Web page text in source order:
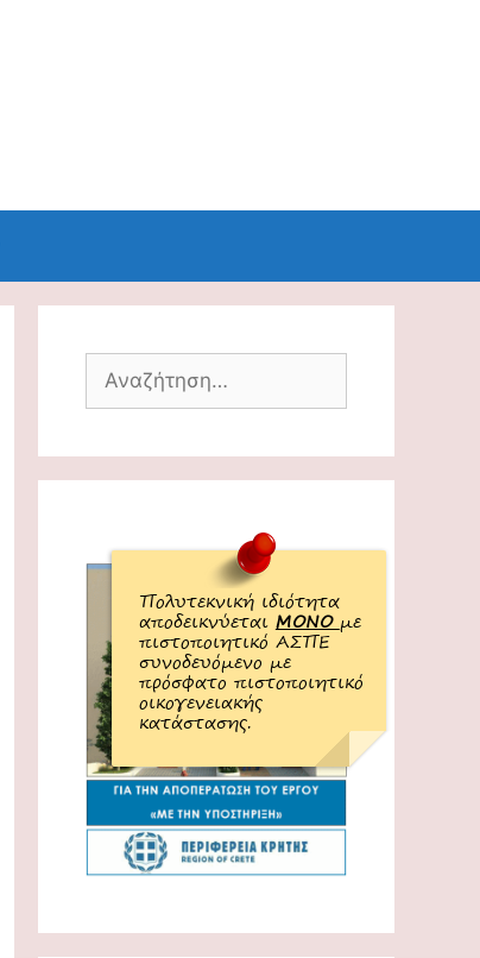
Αναζήτηση
Πολυτεκνική ιδιότητα
αποδεικνύεταιΜΟΝΟμε
πιστοποιητικό ΑΣΠΕ
συνοδευόμενο με
πρόσφατο πιστοποιητικό
οικογενειακής
κατάστασης.